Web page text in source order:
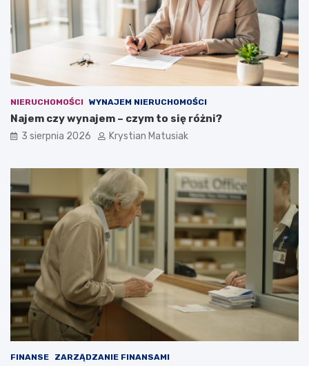
NIERUCHOMOŚCI WYNAJEM NIERUCHOMOŚCI
Najem czy wynajem – czym to się różni?
3 sierpnia 2026 Krystian Matusiak
FINANSE ZARZĄDZANIE FINANSAMI